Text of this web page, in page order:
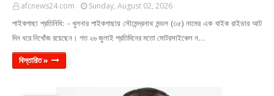
afcnews24.com Sunday, August 02, 2026
পাইকগাছা প্রতিনিধি: - খুলনার পাইকগাছায় সৌমেন্দ্রনাথ মন্ডল (৩৫) নামের এক বাইক রাইডার আট
দিন ধরে নিখোঁজ রয়েছেন। গত ২৬ জুলাই প্রতিদিনের মতো মোটরসাইকেল ন…
বিস্তারিত »